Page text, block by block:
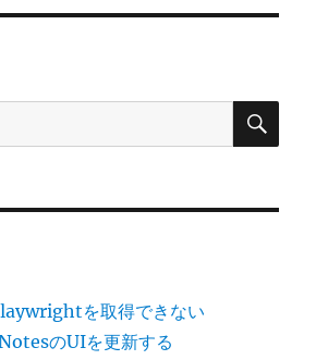
検
を取得できない
のUIを更新する